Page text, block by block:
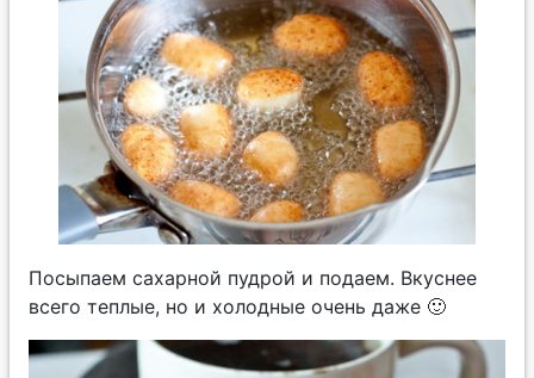
Посыпаем сахарной пудрой и подаем. Вкуснее
всего теплые, но и холодные очень даже 🙂